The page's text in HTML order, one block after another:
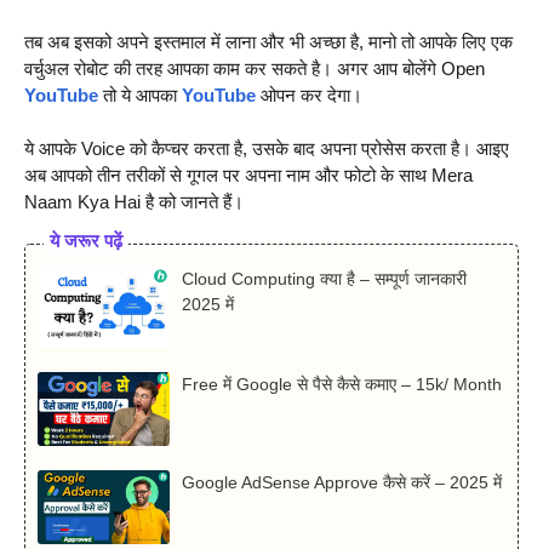
तब अब इसको अपने इस्तमाल में लाना और भी अच्छा है, मानो तो आपके लिए एक
वर्चुअल रोबोट की तरह आपका काम कर सकते है। अगर आप बोलेंगे Open
YouTubeतो ये आपकाYouTube ओपन कर देगा।
ये आपके Voice को कैप्चर करता है, उसके बाद अपना प्रोसेस करता है। आइए
अब आपको तीन तरीकों से गूगल पर अपना नाम और फोटो के साथ Mera
Naam Kya Hai है को जानते हैं।
ये जरूर पढ़ें
Cloud Computing क्या है – सम्पूर्ण जानकारी
2025 में
Free में Google से पैसे कैसे कमाए – 15k/ Month
Google AdSense Approve कैसे करें – 2025 में